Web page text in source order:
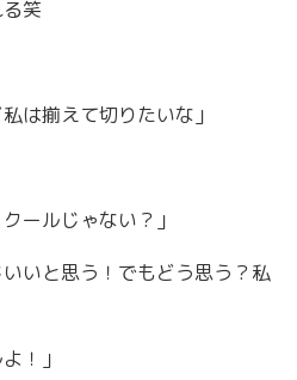
笑
は揃えて切りたいな」
ールじゃない？」
いと思う！でもどう思う？私
！」